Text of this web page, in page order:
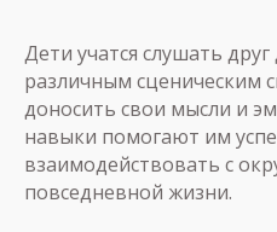
Дети учатся слушать
различным сценическим
доносить свои мысли и
навыки помогают им
взаимодействовать с
повседневной жизни.